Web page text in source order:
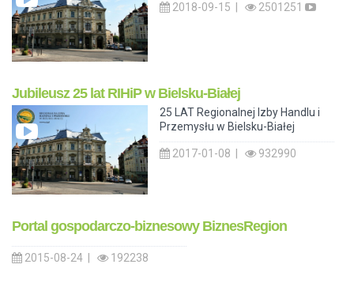
2018-09-15 | 2501251
Jubileusz 25 lat RIHiP w Bielsku-Białej
25 LAT Regionalnej Izby Handlu i
Przemysłu w Bielsku-Białej
2017-01-08 | 932990
Portal gospodarczo-biznesowy BiznesRegion
2015-08-24 | 192238